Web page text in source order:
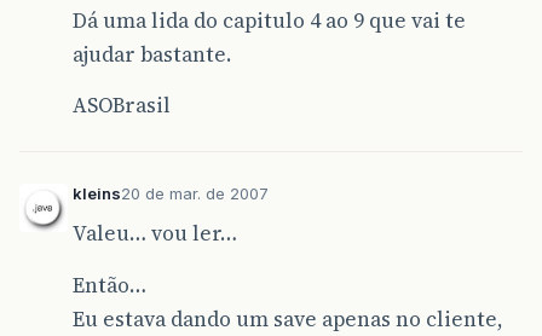
Dá uma lida do capitulo 4 ao 9 que vai te
ajudar bastante.
ASOBrasil
kleins20 de mar. de 2007
Valeu… vou ler…
Então…
Eu estava dando um save apenas no cliente,